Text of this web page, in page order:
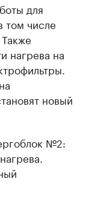
для
том числе
нагрева на
новый
№2: